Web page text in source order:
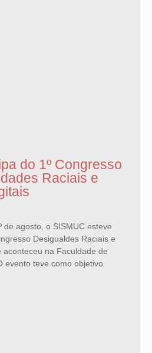
do 1º Congresso
Raciais e
de agosto, o SISMUC esteve
Desigualdes Raciais e
aconteceu na Faculdade de
evento teve como objetivo